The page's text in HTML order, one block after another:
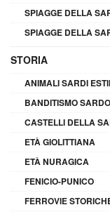
SPIAGGE DELLA
SPIAGGE DELLA
STORIA
ANIMALI SARDI
BANDITISMO SARDO
CASTELLI DELLA
ETÀ GIOLITTIANA
ETÀ NURAGICA
FENICIO-PUNICO
FERROVIE